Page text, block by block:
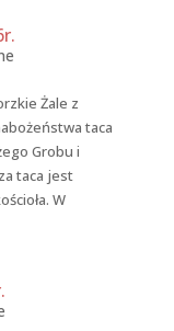
Żale z
taca
Grobu i
taca jest
W